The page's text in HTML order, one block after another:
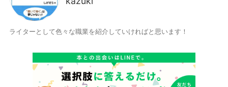
ライターとして色々な職業を紹介していければと思います！